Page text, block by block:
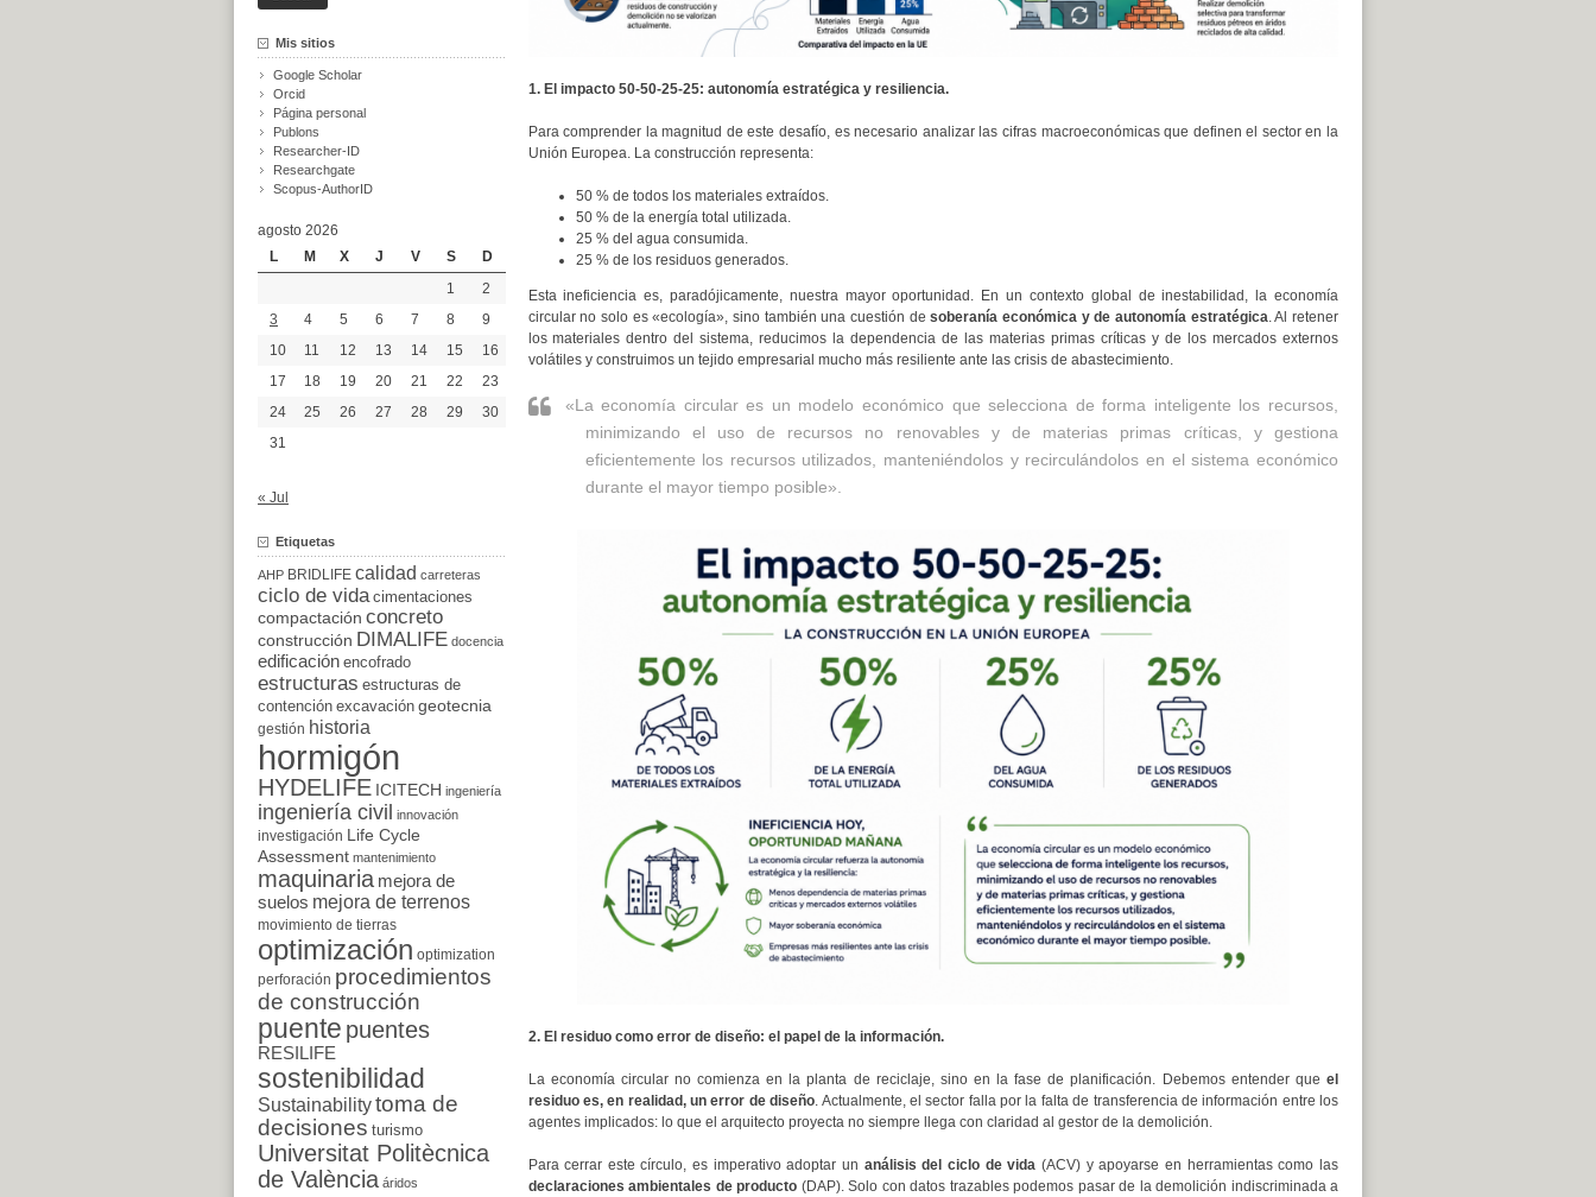
1. El impacto 50-50-25-25: autonomía estratégica y resiliencia.
Para comprender la magnitud de este desafío, es necesario analizar las cifras macroeconómicas que definen el sector en la
Unión Europea. La construcción representa:
50 % de todos los materiales extraídos.
50 % de la energía total utilizada.
25 % del agua consumida.
25 % de los residuos generados.
Esta ineficiencia es, paradójicamente, nuestra mayor oportunidad. En un contexto global de inestabilidad, la economía
circular no solo es «ecología», sino también una cuestión desoberanía económica y de autonomía estratégica. Al retener
los materiales dentro del sistema, reducimos la dependencia de las materias primas críticas y de los mercados externos
volátiles y construimos un tejido empresarial mucho más resiliente ante las crisis de abastecimiento.
«La economía circular es un modelo económico que selecciona de forma inteligente los recursos,
minimizando el uso de recursos no renovables y de materias primas críticas, y gestiona
eficientemente los recursos utilizados, manteniéndolos y recirculándolos en el sistema económico
durante el mayor tiempo posible».
2. El residuo como error de diseño: el papel de la información.
La economía circular no comienza en la planta de reciclaje, sino en la fase de planificación. Debemos entender que el
residuo es, en realidad, un error de diseño. Actualmente, el sector falla por la falta de transferencia de información entre los
agentes implicados: lo que el arquitecto proyecta no siempre llega con claridad al gestor de la demolición.
Para cerrar este círculo, es imperativo adoptar un análisis del ciclo de vida (ACV) y apoyarse en herramientas como las
declaraciones ambientales de producto (DAP). Solo con datos trazables podemos pasar de la demolición indiscriminada a
Mis sitios
Google Scholar
Orcid
Página personal
Publons
Researcher-ID
Researchgate
Scopus-AuthorID
agosto 2026
L
M X J V S
D
1
2
3
4 5 6 7 8
9
10
11 12 13 14 15
16
17
18 19 20 21 22
23
24
25 26 27 28 29
30
31
« Jul
Etiquetas
AHP BRIDLIFE calidad carreteras
ciclo de vida cimentaciones
compactación concreto
construcción DIMALIFE docencia
edificación encofrado
estructuras estructuras de
contención excavación geotecnia
gestión historia
hormigón
HYDELIFE ICITECH ingeniería
ingeniería civil innovación
investigación
Life Cycle
Assessment mantenimiento
maquinaria mejora de
suelos mejora de terrenos
movimiento de tierras
optimización optimization
perforación procedimientos
de construcción
puente puentes
RESILIFE
sostenibilidad
Sustainabilitytoma de
decisiones turismo
Universitat Politècnica
de València áridos